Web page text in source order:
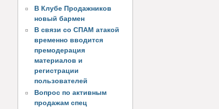
В Клубе Продажников
новый бармен
В связи со СПАМ атакой
временно вводится
премодерация
материалов и
регистрации
пользователей
Вопрос по активным
продажам спец